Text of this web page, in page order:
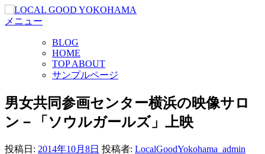
ン
キ
ッ
プ
メニュー
BLOG
HOME
TOP ABOUT
サンプルページ
男女共同参画センター横浜の映像サロ
ン－「ソウルガールズ」上映
投稿日: 2014年10月8日 投稿者: LocalGoodYokohama_admin